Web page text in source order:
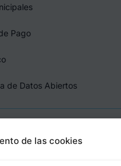
de las cookies
Pago
de Datos Abiertos
(Granada), CIF: